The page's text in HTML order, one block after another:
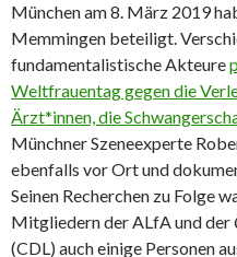
München am 8. März 2019
Memmingen beteiligt.
fundamentalistische Akteure
Weltfrauentag gegen die
Ärzt*innen, die
Münchner Szeneexperte
ebenfalls vor Ort und
Seinen Recherchen zu Folge
Mitgliedern der ALfA und der
(CDL) auch einige Personen